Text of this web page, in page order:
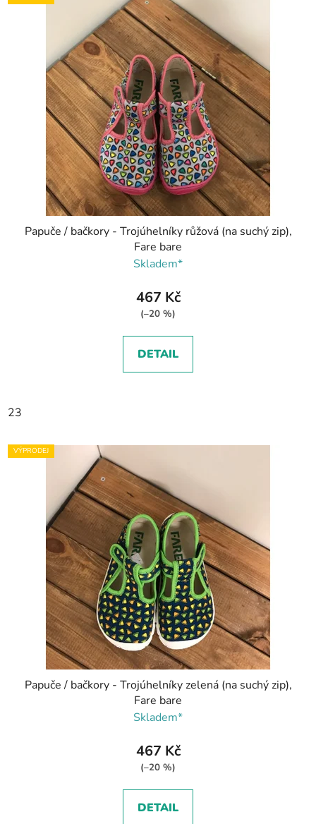
Papuče / bačkory - Trojúhelníky růžová (na suchý zip),
Fare bare
Skladem*
467 Kč
(–20 %)
DETAIL
23
VÝPRODEJ
Papuče / bačkory - Trojúhelníky zelená (na suchý zip),
Fare bare
Skladem*
467 Kč
(–20 %)
DETAIL